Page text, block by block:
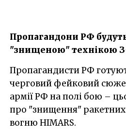
Пропагандони РФ
"знищеною" технікою
Пропагандисти РФ готуються зняти
черговий фейковий
армії РФ на полі бою –
про "знищення" ракетних
вогню HIMARS.